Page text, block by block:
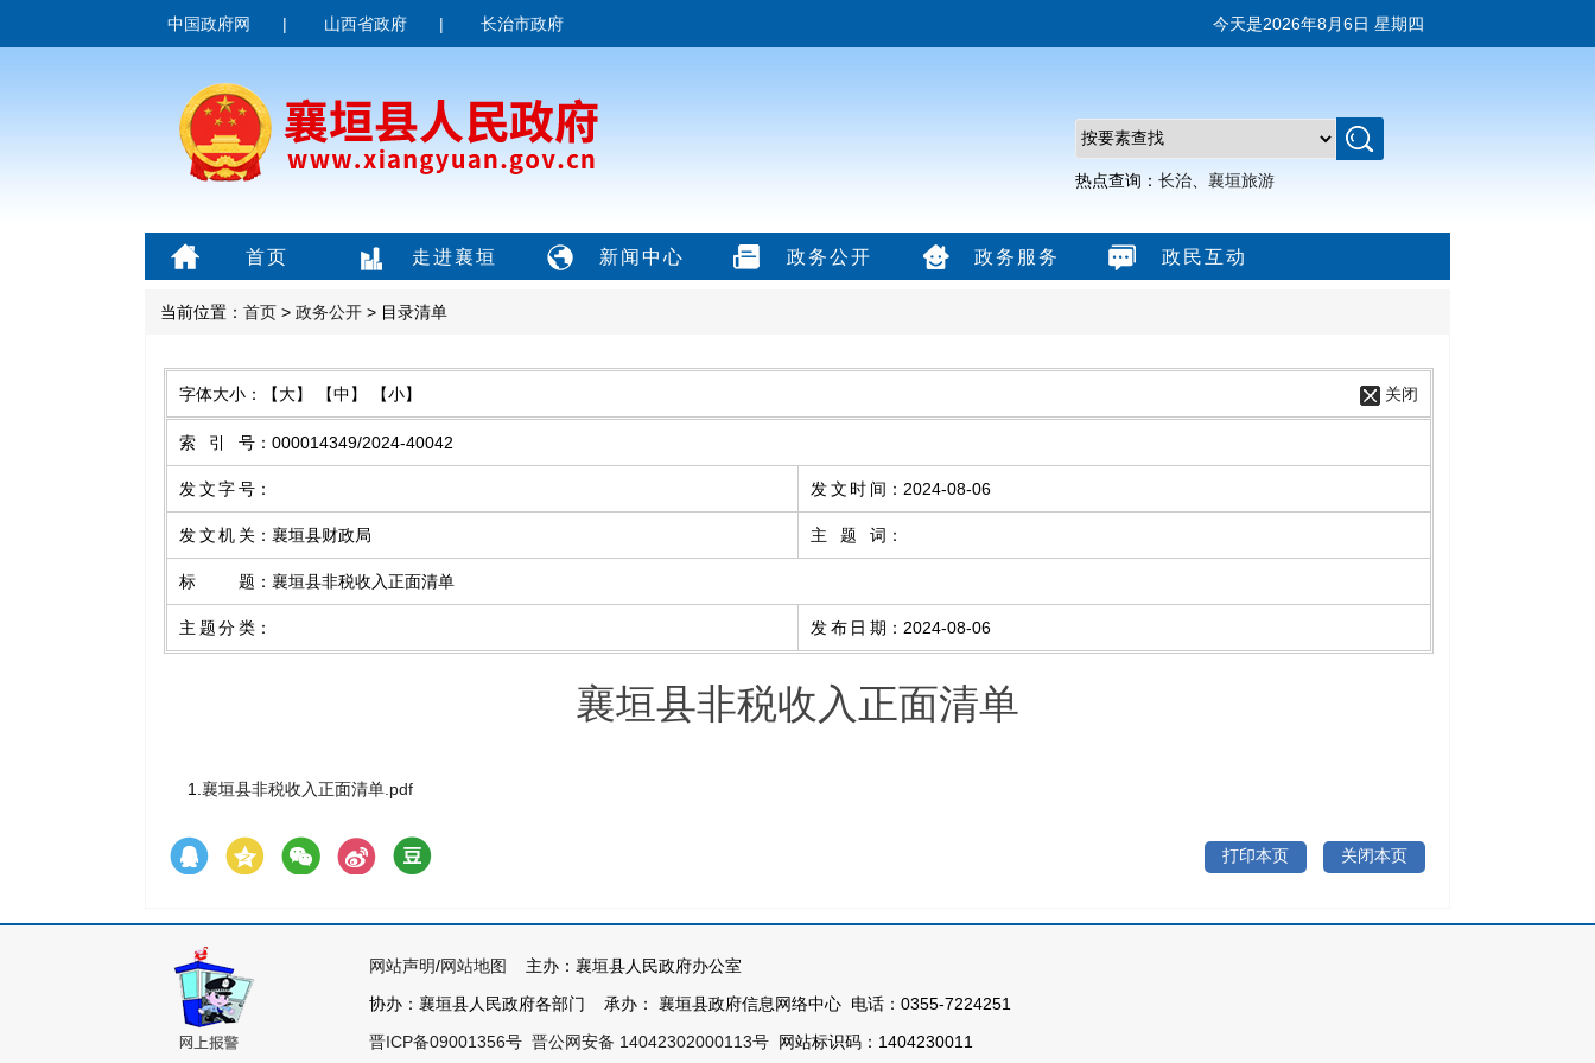
中国政府网 | 山西省政府 | 长治市政府 今天是2026年8月6日 星期四
热点查询： 长治 襄垣旅游
首页 走进襄垣 新闻中心 政务公开 政务服务 政民互动
当前位置： 首页 > 政务公开 > 目录清单
字体大小： 【大】 【中】 【小】 关闭
索引号 ： 000014349/2024-40042
发文字号 ： 发文时间 ： 2024-08-06
发文机关 ： 襄垣县财政局 主题词 ：
标题 ： 襄垣县非税收入正面清单
主题分类 ： 发布日期 ： 2024-08-06
襄垣县非税收入正面清单
1. 襄垣县非税收入正面清单.pdf
打印本页 关闭本页
网站声明/网站地图
主办：襄垣县人民政府办公室
协办：襄垣县人民政府各部门 承办： 襄垣县政府信息网络中心 电话：0355-7224251
晋ICP备09001356号 晋公网安备 14042302000113号 网站标识码：1404230011